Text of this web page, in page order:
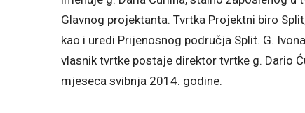
Glavnog projektanta. Tvrtka Projektni biro
kao i uredi Prijenosnog područja Split. G.
vlasnik tvrtke postaje direktor tvrtke g. Dario
mjeseca svibnja 2014. godine.